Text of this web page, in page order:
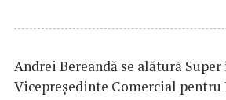
Andrei Bereandă se alătură
Vicepreședinte Comercial pentru